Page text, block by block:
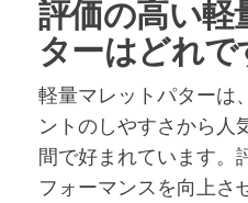
評価の高い
ターはどれで
軽量マレットパターは
ントのしやすさから人
間で好まれています。
フォーマンスを向上さ